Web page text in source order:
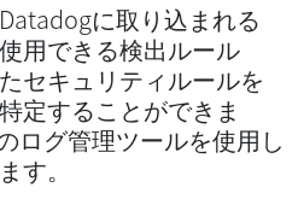
に取り込まれる
用できる検出ルール
セキュリティルールを
定することができま
ログ管理ツールを使用し
す。